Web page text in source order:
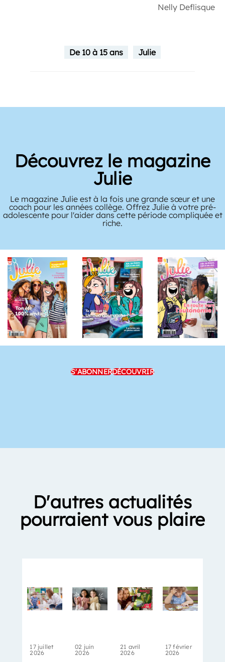
Nelly Deflisque
De 10 à 15 ans Julie
Découvrez le magazine
Julie
Le magazine Julie est à la fois une grande sœur et une
coach pour les années collège. Offrez Julie à votre pré-
adolescente pour l'aider dans cette période compliquée et
riche.
S'ABONNERDÉCOUVRIR
D'autres actualités
pourraient vous plaire
17 juillet
2026
02 juin
2026
21 avril
2026
17 février
2026